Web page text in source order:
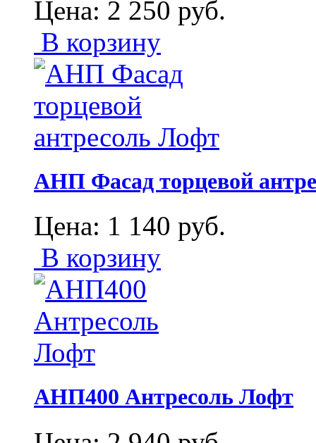
Цена: 2 250 руб.
В корзину
АНП Фасад торцевой
Цена: 1 140 руб.
В корзину
АНП400 Антресоль Лофт